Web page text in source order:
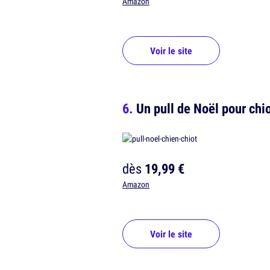
Voir le site
Un pull de Noël pour
dès19,99 €
Amazon
Voir le site